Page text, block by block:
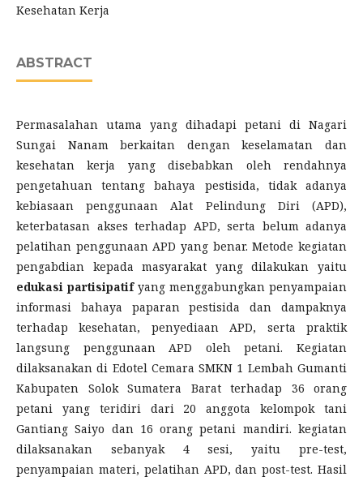
Kesehatan Kerja
ABSTRACT
Permasalahan utama yang dihadapi petani di Nagari
Sungai Nanam berkaitan dengan keselamatan dan
kesehatan kerja yang disebabkan oleh rendahnya
pengetahuan tentang bahaya pestisida, tidak adanya
kebiasaan penggunaan Alat Pelindung Diri (APD),
keterbatasan akses terhadap APD, serta belum adanya
pelatihan penggunaan APD yang benar. Metode kegiatan
pengabdian kepada masyarakat yang dilakukan yaitu
edukasi partisipatif yang menggabungkan penyampaian
informasi bahaya paparan pestisida dan dampaknya
terhadap kesehatan, penyediaan APD, serta praktik
langsung penggunaan APD oleh petani. Kegiatan
dilaksanakan di Edotel Cemara SMKN 1 Lembah Gumanti
Kabupaten Solok Sumatera Barat terhadap 36 orang
petani yang teridiri dari 20 anggota kelompok tani
Gantiang Saiyo dan 16 orang petani mandiri. kegiatan
dilaksanakan sebanyak 4 sesi, yaitu pre-test,
penyampaian materi, pelatihan APD, dan post-test. Hasil